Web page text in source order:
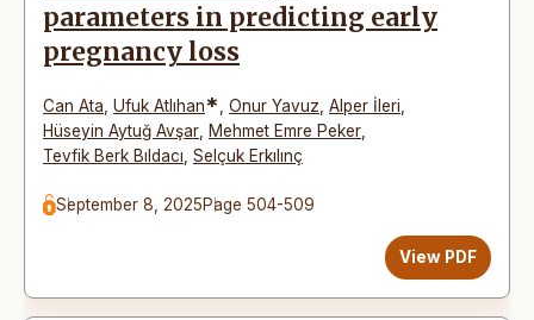
parameters in predicting early
pregnancy loss
Can Ata Ufuk Atlıhan* Onur Yavuz Alper İleri
Hüseyin Aytuğ Avşar
Mehmet Emre Peker
Tevfik Berk Bıldacı Selçuk Erkılınç
September 8, 2025Page 504-509
View PDF